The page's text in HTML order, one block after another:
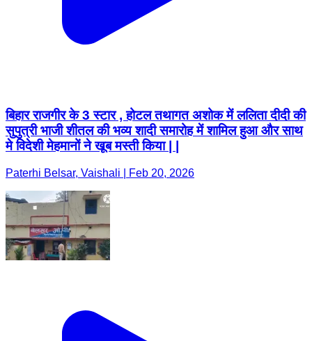
बिहार राजगीर के 3 स्टार , होटल तथागत अशोक में ललिता दीदी की
सुपुत्री भाजी शीतल की भव्य शादी समारोह में शामिल हुआ और साथ
मे विदेशी मेहमानों ने खूब मस्ती किया | |
Paterhi Belsar, Vaishali | Feb 20, 2026